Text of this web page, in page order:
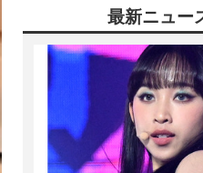
最新ニュー